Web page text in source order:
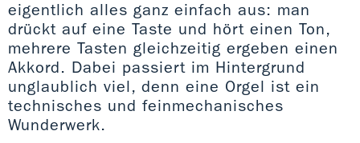
eigentlich alles ganz einfach aus: man
drückt auf eine Taste und hört einen Ton,
mehrere Tasten gleichzeitig ergeben einen
Akkord. Dabei passiert im Hintergrund
unglaublich viel, denn eine Orgel ist ein
technisches und feinmechanisches
Wunderwerk.